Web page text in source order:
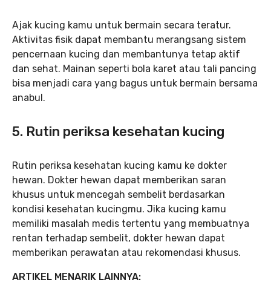
Ajak kucing kamu untuk bermain secara teratur.
Aktivitas fisik dapat membantu merangsang sistem
pencernaan kucing dan membantunya tetap aktif
dan sehat. Mainan seperti bola karet atau tali pancing
bisa menjadi cara yang bagus untuk bermain bersama
anabul.
5. Rutin periksa kesehatan kucing
Rutin periksa kesehatan kucing kamu ke dokter
hewan. Dokter hewan dapat memberikan saran
khusus untuk mencegah sembelit berdasarkan
kondisi kesehatan kucingmu. Jika kucing kamu
memiliki masalah medis tertentu yang membuatnya
rentan terhadap sembelit, dokter hewan dapat
memberikan perawatan atau rekomendasi khusus.
ARTIKEL MENARIK LAINNYA: